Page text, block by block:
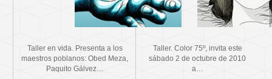
Taller en vida. Presenta a los
maestros poblanos: Obed Meza,
Paquito Gálvez…
Taller. Color 75º, invita este
sábado 2 de octubre de 2010
a…